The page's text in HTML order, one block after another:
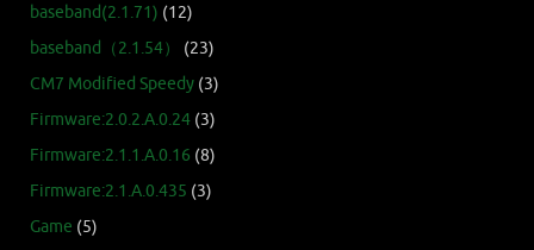
baseband(2.1.71) (12)
baseband（2.1.54）
(23)
CM7 Modified Speedy (3)
Firmware:2.0.2.A.0.24 (3)
Firmware:2.1.1.A.0.16 (8)
Firmware:2.1.A.0.435 (3)
Game (5)